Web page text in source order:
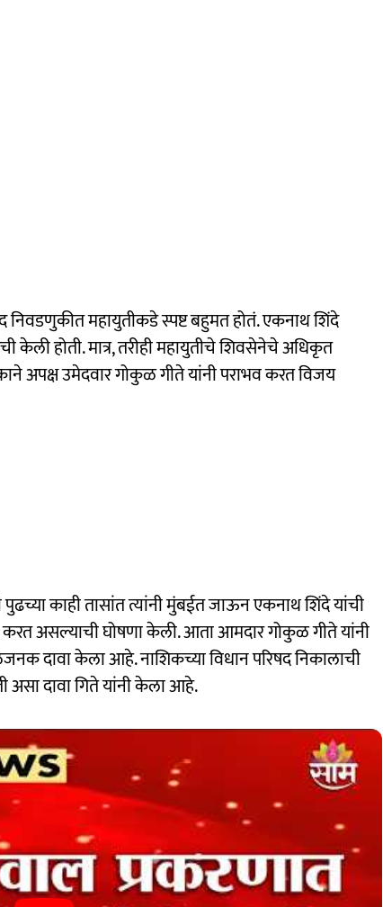
निवडणुकीत महायुतीकडे स्पष्ट बहुमत होतं. एकनाथ शिंदे
केली होती. मात्र, तरीही महायुतीचे शिवसेनेचे अधिकृत
अपक्ष उमेदवार गोकुळ गीते यांनी पराभव करत विजय
काही तासांत त्यांनी मुंबईत जाऊन एकनाथ शिंदे यांची
असल्याची घोषणा केली. आता आमदार गोकुळ गीते यांनी
दावा केला आहे. नाशिकच्या विधान परिषद निकालाची
असा दावा गिते यांनी केला आहे.